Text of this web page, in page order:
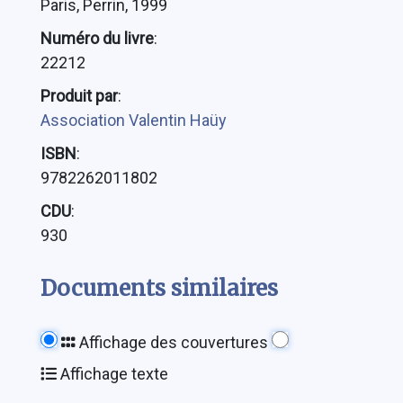
Paris, Perrin, 1999
Numéro du livre:
22212
Produit par:
Association Valentin Haüy
ISBN:
9782262011802
CDU:
930
Documents similaires
Affichage des couvertures
Affichage texte